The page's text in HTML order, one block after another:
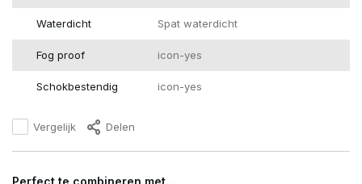
Waterdicht Spat waterdicht
Fog proof icon-yes
Schokbestendig icon-yes
Vergelijk Delen